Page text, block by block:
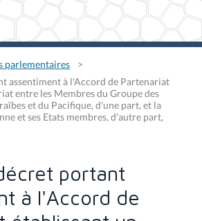
parlementaires
assentiment à l'Accord de Partenariat
entre les Membres du Groupe des
et du Pacifique, d'une part, et la
et ses Etats membres, d'autre part,
portant
à l'Accord de